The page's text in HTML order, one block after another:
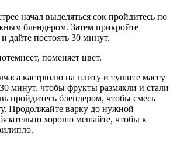
начал выделяться сок пройдитесь по
блендером. Затем прикройте
дайте постоять 30 минут.
поменяет цвет.
кастрюлю на плиту и тушите массу
минут, чтобы фрукты размякли и стали
пройдитесь блендером, чтобы смесь
Продолжайте варку до нужной
хорошо мешайте, чтобы к